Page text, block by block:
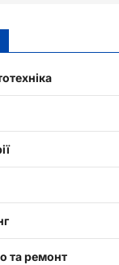
та ремонт